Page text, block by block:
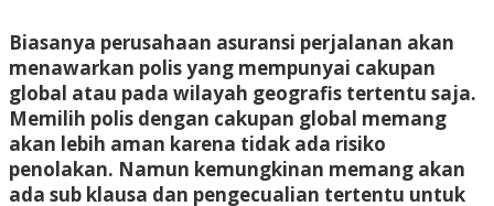
Biasanya perusahaan asuransi perjalanan akan
menawarkan polis yang mempunyai cakupan
global atau pada wilayah geografis tertentu saja.
Memilih polis dengan cakupan global memang
akan lebih aman karena tidak ada risiko
penolakan. Namun kemungkinan memang akan
ada sub klausa dan pengecualian tertentu untuk